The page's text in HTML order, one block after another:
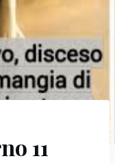
11